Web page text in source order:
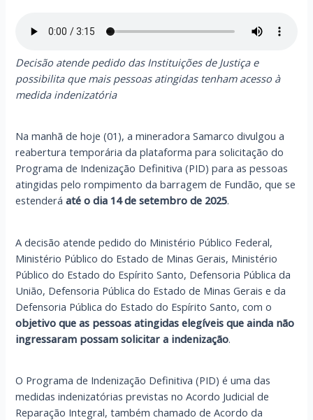
Decisão atende pedido das Instituições de Justiça e
possibilita que mais pessoas atingidas tenham acesso à
medida indenizatória
Na manhã de hoje (01), a mineradora Samarco divulgou a
reabertura temporária da plataforma para solicitação do
Programa de Indenização Definitiva (PID) para as pessoas
atingidas pelo rompimento da barragem de Fundão, que se
estenderáaté o dia 14 de setembro de 2025.
A decisão atende pedido do Ministério Público Federal,
Ministério Público do Estado de Minas Gerais, Ministério
Público do Estado do Espírito Santo, Defensoria Pública da
União, Defensoria Pública do Estado de Minas Gerais e da
Defensoria Pública do Estado do Espírito Santo, com o
objetivo que as pessoas atingidas elegíveis que ainda não
ingressaram possam solicitar a indenização.
O Programa de Indenização Definitiva (PID) é uma das
medidas indenizatórias previstas no Acordo Judicial de
Reparação Integral, também chamado de Acordo da